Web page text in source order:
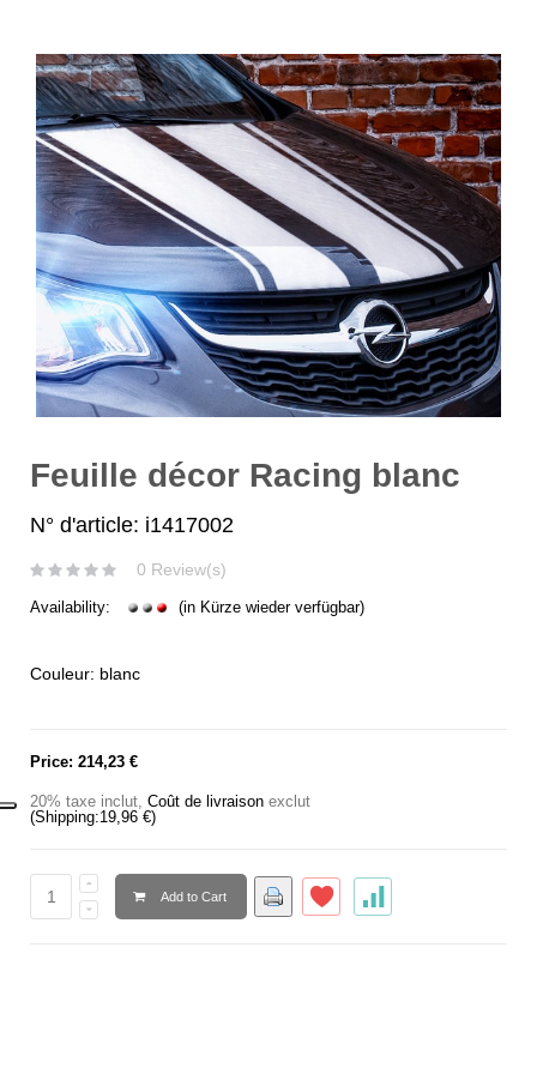
Feuille décor Racing blanc
N° d'article: i1417002
0 Review(s)
Availability: (in Kürze wieder verfügbar)
Couleur: blanc
Price: 214,23 €
20% taxe inclut, Coût de livraison exclut
(Shipping:19,96 €)
Add to Cart